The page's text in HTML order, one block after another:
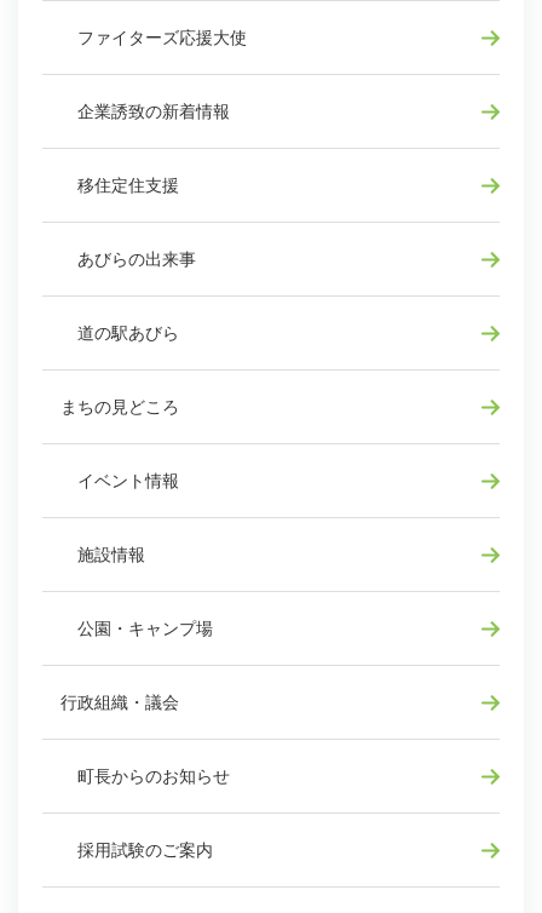
ファイターズ応援大使
企業誘致の新着情報
移住定住支援
あびらの出来事
道の駅あびら
まちの見どころ
イベント情報
施設情報
公園・キャンプ場
行政組織・議会
町長からのお知らせ
採用試験のご案内